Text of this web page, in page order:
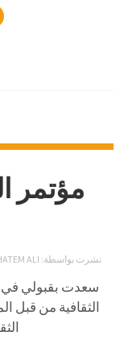
مؤتمر
نشرت بواسطة: ALI
سعدت بقبولي في
الثقافية من قبل